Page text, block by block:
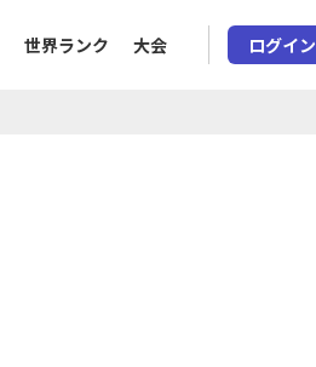
世界ランク 大会 ログイン